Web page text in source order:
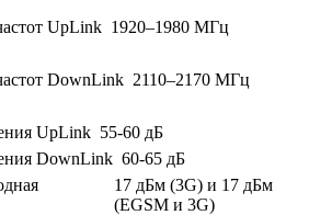
UpLink 1920–1980 МГц
DownLink 2110–2170 МГц
UpLink 55-60 дБ
DownLink 60-65 дБ
17 дБм (3G) и 17 дБм
(EGSM и 3G)